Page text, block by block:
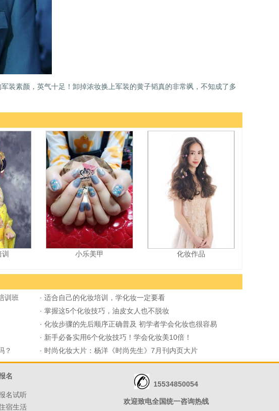
装素颜，英气十足！卸掉浓妆换上军装的黄子韬真的非常飒，不知成了多
小乐美甲 化妆作品
训班 · 适合自己的化妆培训，学化妆一定要看
· 掌握这5个化妆技巧，油皮女人也不脱妆
· 化妆步骤的先后顺序正确普及 初学者学会化妆也很容易
· 新手必备实用6个化妆技巧！学会化妆美10倍！
？ · 时尚化妆大片：杨洋《时尚先生》7月刊内页大片
名
15534850054
欢迎致电全国统一咨询热线
名试听
宿生活